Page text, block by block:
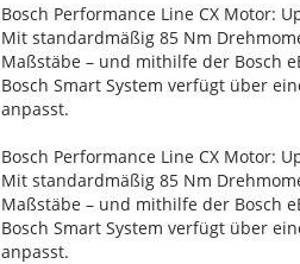
Bosch Performance Line CX Motor:
Mit standardmäßig 85 Nm
Maßstäbe – und mithilfe der Bosch
Bosch Smart System verfügt über
anpasst.
Bosch Performance Line CX Motor:
Mit standardmäßig 85 Nm
Maßstäbe – und mithilfe der Bosch
Bosch Smart System verfügt über
anpasst.